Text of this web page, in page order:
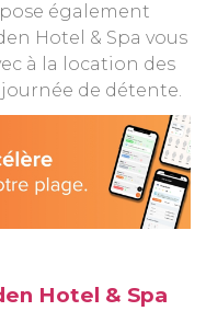
également
Hotel & Spa vous
à la location des
de détente.
Hotel & Spa